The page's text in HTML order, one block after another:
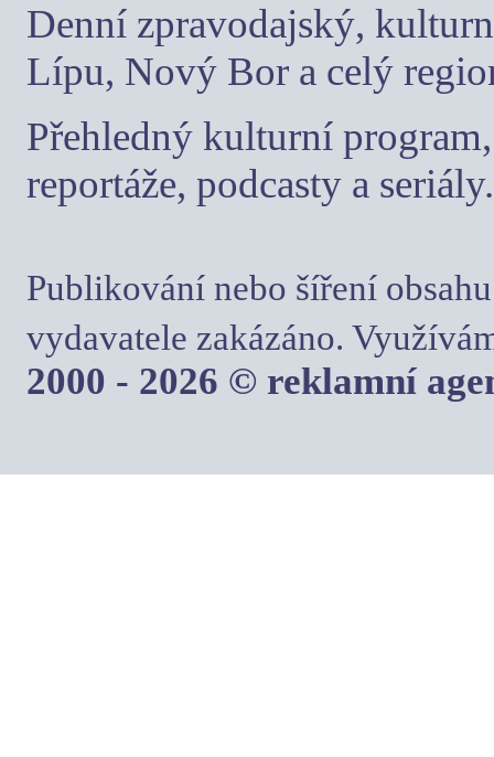
Denní zpravodajský,
Lípu, Nový Bor a celý
Přehledný kulturní
reportáže, podcasty a seriály.
Publikování nebo šíření
vydavatele zakázáno.
2000 - 2026 © reklamní